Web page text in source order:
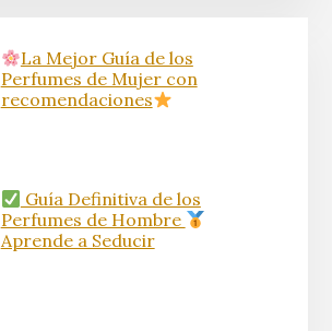
La Mejor Guía de los
Perfumes de Mujer con
recomendaciones
Guía Definitiva de los
Perfumes de Hombre
Aprende a Seducir